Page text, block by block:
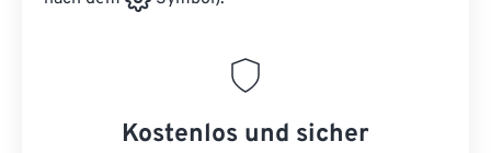
Kostenlos und sicher